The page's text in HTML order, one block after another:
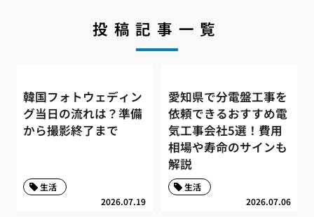
投稿記事一覧
韓国フォトウェディン
グ当日の流れは？準備
から撮影終了まで
2026.07.19
生活
愛知県で分電盤工事を
依頼できるおすすめ電
気工事会社5選！費用
相場や寿命のサインも
解説
2026.07.06
生活